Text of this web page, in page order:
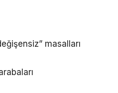
masalları